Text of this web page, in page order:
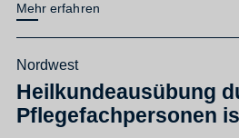
Mehr erfahren
Nordwest
Heilkundeausübung
Pflegefachpersonen